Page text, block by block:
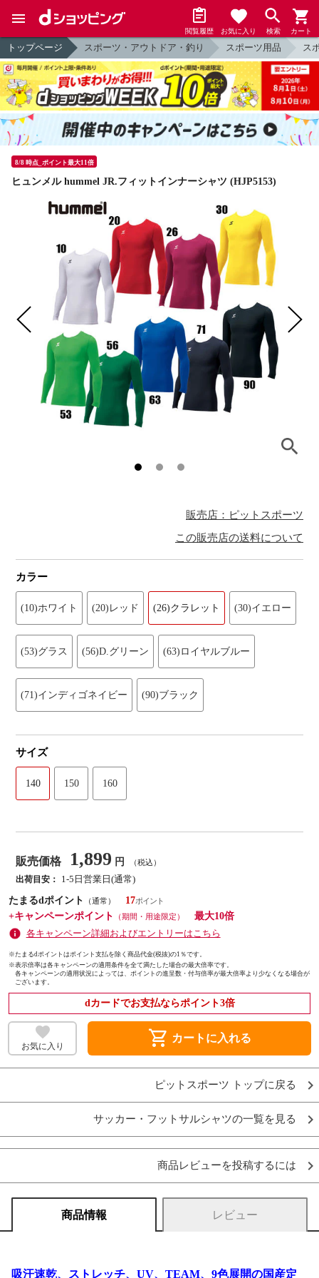
閲覧履歴 お気に入り 検索 カート
トップページ スポーツ・アウトドア・釣り スポーツ用品 ス
8/8 時点_ポイント最大11倍
ヒュンメル hummel JR.フィットインナーシャツ (HJP5153)
販売店：ピットスポーツ
この販売店の送料について
カラー
(10)ホワイト (20)レッド (26)クラレット (30)イエロー
(53)グラス (56)D.グリーン (63)ロイヤルブルー
(71)インディゴネイビー (90)ブラック
サイズ
140 150 160
販売価格 1,899 円 （税込）
出荷目安：
1-5日営業日(通常)
たまるdポイント
（通常）
17
+キャンペーンポイント
（期間・用途限定）
最大10倍
各キャンペーン詳細およびエントリーはこちら
※たまるdポイントはポイント支払を除く商品代金(税抜)の1％です。
※表示倍率は各キャンペーンの適用条件を全て満たした場合の最大倍率です。
各キャンペーンの適用状況によっては、ポイントの進呈数・付与倍率が最大倍率より少なくなる場合が
ございます。
dカードでお支払ならポイント3倍
お気に入り shopping_cart カートに入れる
ピットスポーツ トップに戻る
サッカー・フットサルシャツの一覧を見る
商品レビューを投稿するには
商品情報 レビュー
吸汗速乾、ストレッチ、UV、TEAM、9色展開の国産定